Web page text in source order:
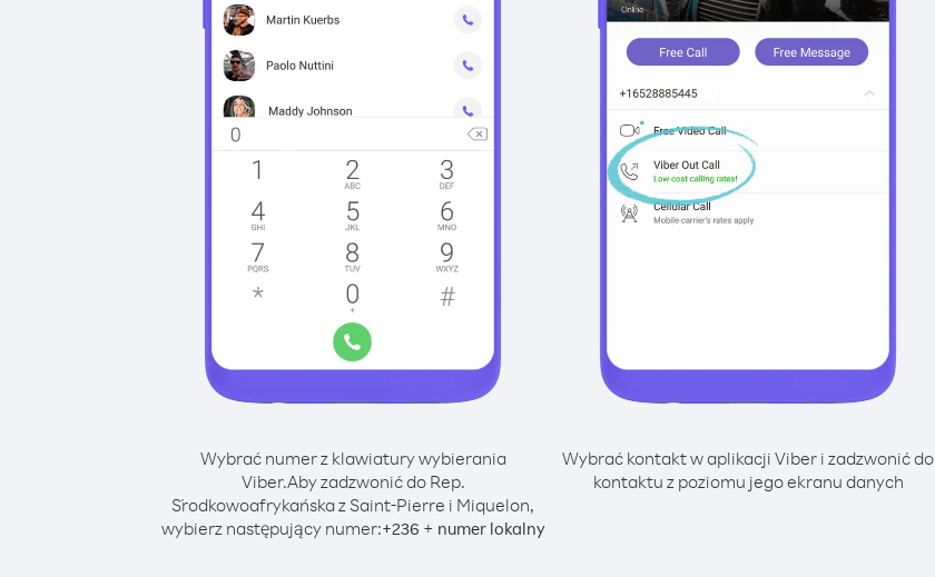
Wybrać numer z klawiatury wybierania
Viber.Aby zadzwonić do Rep.
Środkowoafrykańska z Saint-Pierre i Miquelon,
wybierz następujący numer:+236 + numer lokalny
Wybrać kontakt w aplikacji Viber i zadzwonić do
kontaktu z poziomu jego ekranu danych